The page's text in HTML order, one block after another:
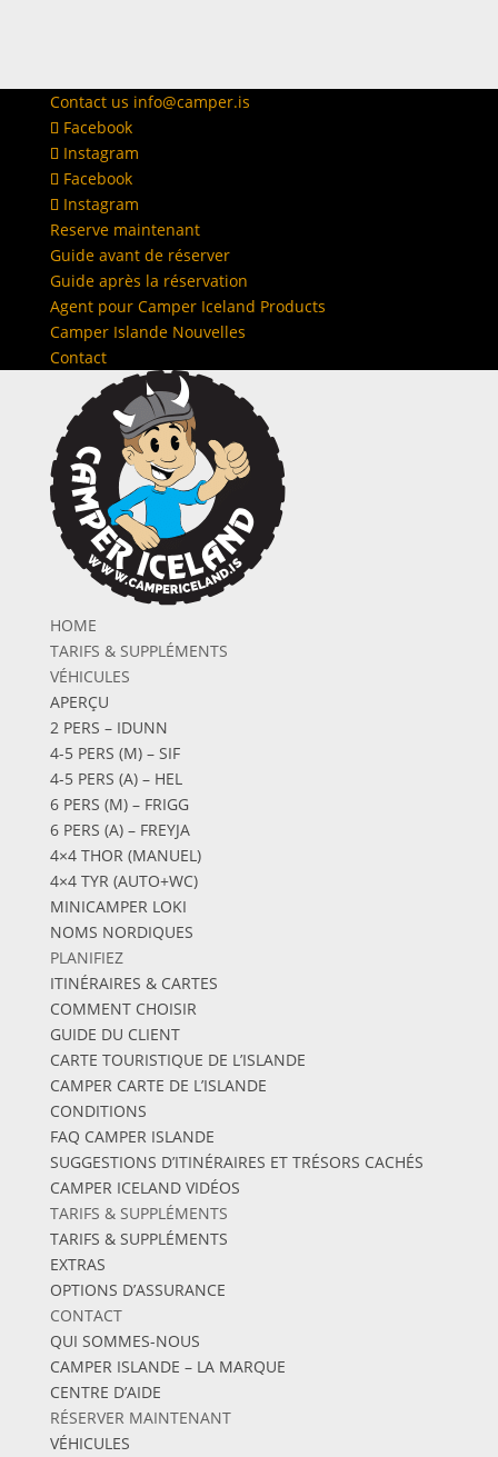
Contact us info@camper.is
Facebook
Instagram
Facebook
Instagram
Reserve maintenant
Guide avant de réserver
Guide après la réservation
Agent pour Camper Iceland Products
Camper Islande Nouvelles
Contact
HOME
TARIFS & SUPPLÉMENTS
VÉHICULES
APERÇU
2 PERS – IDUNN
4-5 PERS (M) – SIF
4-5 PERS (A) – HEL
6 PERS (M) – FRIGG
6 PERS (A) – FREYJA
4×4 THOR (MANUEL)
4×4 TYR (AUTO+WC)
MINICAMPER LOKI
NOMS NORDIQUES
PLANIFIEZ
ITINÉRAIRES & CARTES
COMMENT CHOISIR
GUIDE DU CLIENT
CARTE TOURISTIQUE DE L’ISLANDE
CAMPER CARTE DE L’ISLANDE
CONDITIONS
FAQ CAMPER ISLANDE
SUGGESTIONS D’ITINÉRAIRES ET TRÉSORS CACHÉS
CAMPER ICELAND VIDÉOS
TARIFS & SUPPLÉMENTS
TARIFS & SUPPLÉMENTS
EXTRAS
OPTIONS D’ASSURANCE
CONTACT
QUI SOMMES-NOUS
CAMPER ISLANDE – LA MARQUE
CENTRE D’AIDE
RÉSERVER MAINTENANT
VÉHICULES